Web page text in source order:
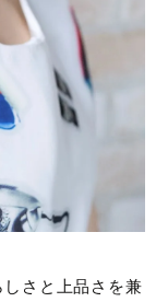
さと上品さを兼